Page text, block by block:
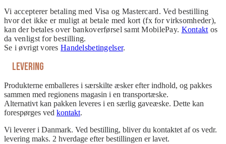
Vi accepterer betaling med Visa og Mastercard. Ved bestilling
hvor det ikke er muligt at betale med kort (fx for virksomheder),
kan der betales over bankoverførsel samt MobilePay. Kontakt os
da venligst for bestilling.
Se i øvrigt voresHandelsbetingelser.
Levering
Produkterne emballeres i særskilte æsker efter indhold, og pakkes
sammen med regionens magasin i en transportæske.
Alternativt kan pakken leveres i en særlig gaveæske. Dette kan
forespørges ved kontakt.
Vi leverer i Danmark. Ved bestilling, bliver du kontaktet af os vedr.
levering maks. 2 hverdage efter bestillingen er lavet.